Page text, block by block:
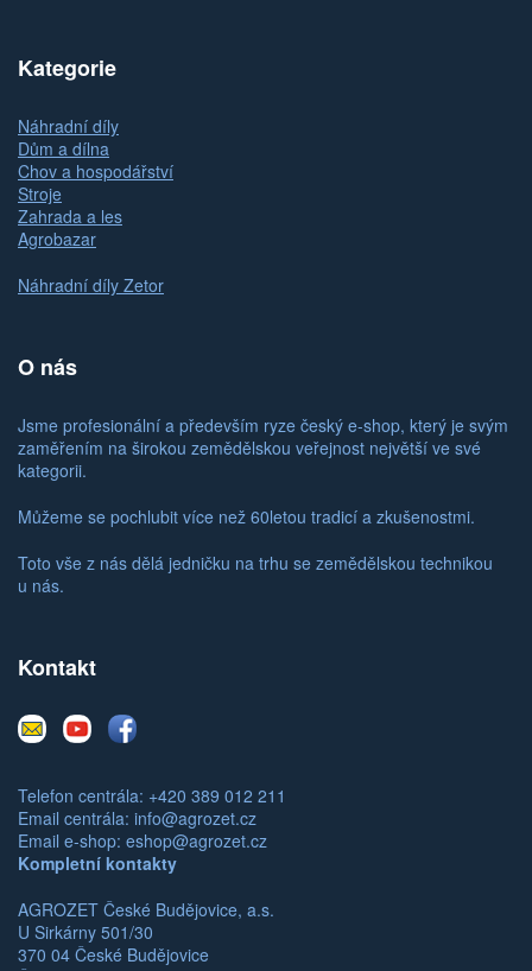
Kategorie
Náhradní díly
Dům a dílna
Chov a hospodářství
Stroje
Zahrada a les
Agrobazar
Náhradní díly Zetor
O nás
Jsme profesionální a především ryze český e-shop, který je svým
zaměřením na širokou zemědělskou veřejnost největší ve své
kategorii.
Můžeme se pochlubit více než 60letou tradicí a zkušenostmi.
Toto vše z nás dělá jedničku na trhu se zemědělskou technikou
u nás.
Kontakt
E-
mail
YoutubeFacebook
Telefon centrála: +420 389 012 211
Email centrála: info@agrozet.cz
Email e-shop: eshop@agrozet.cz
Kompletní kontakty
AGROZET České Budějovice, a.s.
U Sirkárny 501/30
370 04 České Budějovice